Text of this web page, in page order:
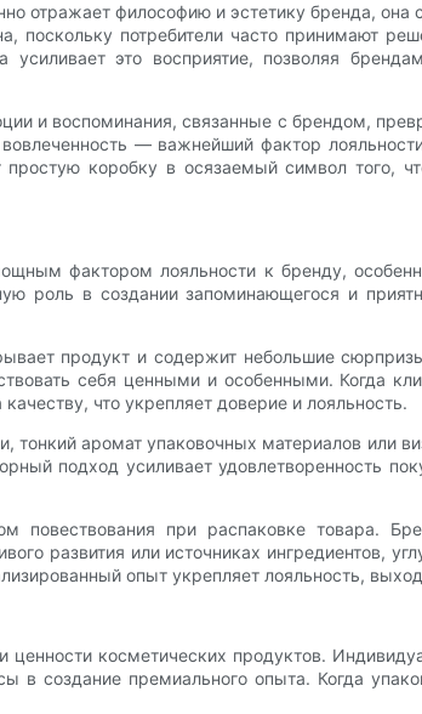
отражает философию и эстетику бренда,
поскольку потребители часто принимают
усиливает это восприятие, позволяя
и воспоминания, связанные с брендом,
— важнейший фактор
коробку в осязаемый символ того,
фактором лояльности к бренду,
роль в создании запоминающегося и
продукт и содержит небольшие
себя ценными и особенными. Когда
что укрепляет доверие и лояльность.
аромат упаковочных материалов или
подход усиливает удовлетворенность
повествования при распаковке товара.
развития или источниках ингредиентов,
опыт укрепляет лояльность,
косметических продуктов.
создание премиального опыта. Когда